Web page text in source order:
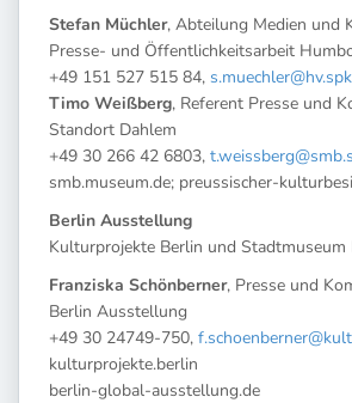
Stefan Müchler, Abteilung Medien und
Presse- und Öffentlichkeitsarbeit
+49 151 527 515 84,
Timo Weißberg, Referent Presse und
Standort Dahlem
+49 30 266 42 6803,
smb.museum.de; preussischer-
Berlin Ausstellung
Kulturprojekte Berlin und Stadtmuseum
Franziska Schönberner, Presse und
Berlin Ausstellung
+49 30 24749-750,
kulturprojekte.berlin
berlin-global-ausstellung.de